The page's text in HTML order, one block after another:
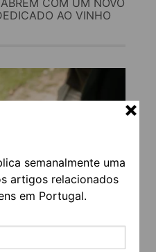
semanalmente uma
artigos relacionados
em Portugal.
COM UM NOVO
AO VINHO
REGRESSA COM
DEDICADAS À